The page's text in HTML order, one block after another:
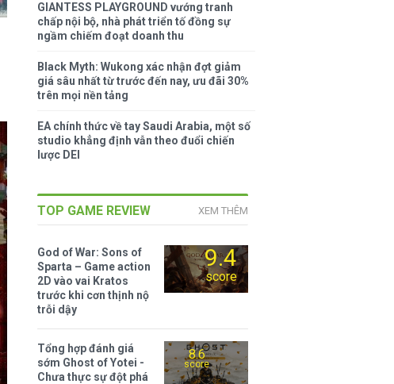
GIANTESS PLAYGROUND vướng tranh
chấp nội bộ, nhà phát triển tố đồng sự
ngầm chiếm đoạt doanh thu
Black Myth: Wukong xác nhận đợt giảm
giá sâu nhất từ trước đến nay, ưu đãi 30%
trên mọi nền tảng
EA chính thức về tay Saudi Arabia, một số
studio khẳng định vẫn theo đuổi chiến
lược DEI
TOP GAME REVIEW XEM THÊM
9.4
score
God of War: Sons of
Sparta – Game action
2D vào vai Kratos
trước khi cơn thịnh nộ
trỗi dậy
8.6
score
Tổng hợp đánh giá
sớm Ghost of Yotei -
Chưa thực sự đột phá